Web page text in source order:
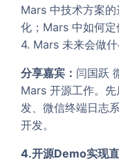
Mars 中技术方案
化；Mars 中如何
4. Mars 未来会做什
分享嘉宾： 闫国跃
Mars 开源工作。
发、微信终端日志
开发。
4.开源Demo实现